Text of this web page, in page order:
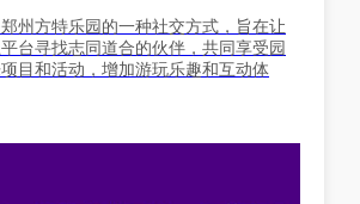
州方特乐园的一种社交方式，旨在让
台寻找志同道合的伙伴，共同享受园
目和活动，增加游玩乐趣和互动体